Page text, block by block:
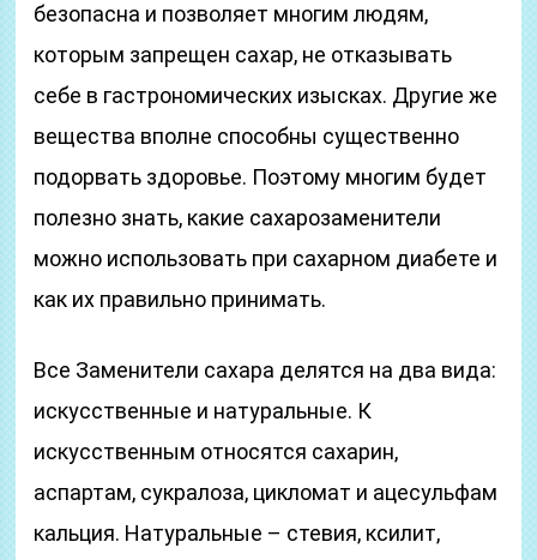
безопасна и позволяет многим людям,
которым запрещен сахар, не отказывать
себе в гастрономических изысках. Другие же
вещества вполне способны существенно
подорвать здоровье. Поэтому многим будет
полезно знать, какие сахарозаменители
можно использовать при сахарном диабете и
как их правильно принимать.
Все Заменители сахара делятся на два вида:
искусственные и натуральные. К
искусственным относятся сахарин,
аспартам, сукралоза, цикломат и ацесульфам
кальция. Натуральные – стевия, ксилит,